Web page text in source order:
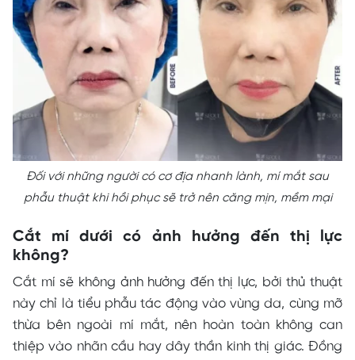
Đối với những người có cơ địa nhanh lành, mí mắt sau
phẫu thuật khi hồi phục sẽ trở nên căng mịn, mềm mại
Cắt mí dưới có ảnh hưởng đến thị lực
không?
Cắt mí sẽ không ảnh hưởng đến thị lực, bởi thủ thuật
này chỉ là tiểu phẫu tác động vào vùng da, cùng mỡ
thừa bên ngoài mí mắt, nên hoàn toàn không can
thiệp vào nhãn cầu hay dây thần kinh thị giác. Đồng